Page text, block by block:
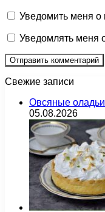
Уведомить меня о
Уведомлять меня
Свежие записи
Овсяные
05.08.2026